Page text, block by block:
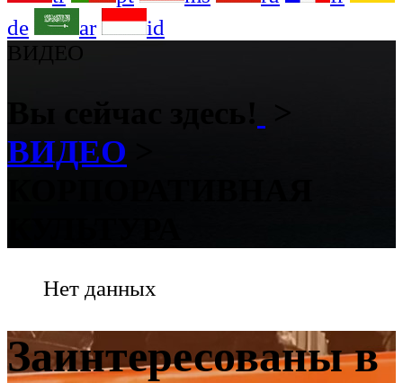
de
ar
id
ВИДЕО
ВИДЕО
Нет данных
Заинтересованы в